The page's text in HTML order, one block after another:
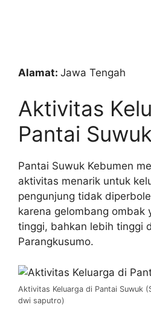
Alamat: Jawa Tengah
Aktivitas
Pantai Suwuk
Pantai Suwuk Kebumen
aktivitas menarik untuk
pengunjung tidak
karena gelombang ombak
tinggi, bahkan lebih tinggi
Parangkusumo.
Aktivitas Keluarga di Pantai Suwuk
dwi saputro)